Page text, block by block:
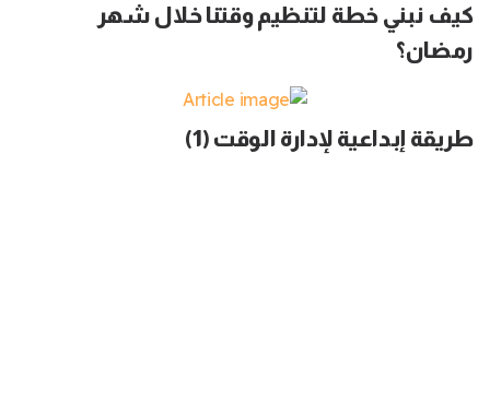
كيف نبني خطة لتنظيم وقتنا خلال شهر
رمضان؟
طريقة إبداعية لإدارة الوقت (1)